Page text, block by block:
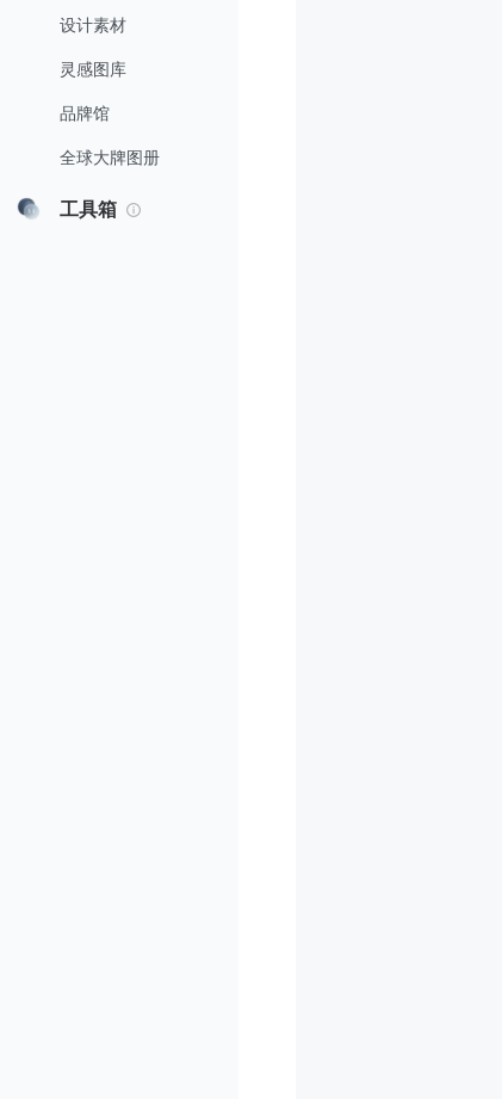
设计素材
灵感图库
品牌馆
全球大牌图册
工具箱